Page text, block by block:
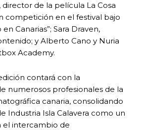
director de la película La Cosa
competición en el festival bajo
Canarias”; Sara Draven,
y Alberto Cano y Nuria
Academy.
contará con la
numerosos profesionales de la
canaria, consolidando
Industria Isla Calavera como un
el intercambio de